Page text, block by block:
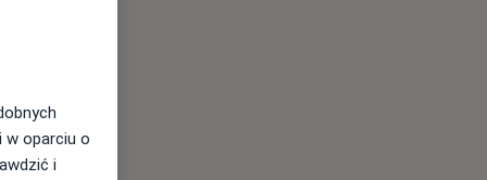
w oparciu o
i